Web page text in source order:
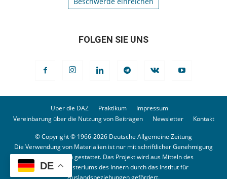
FOLGEN SIE UNS
Über die DAZ Praktikum
Impressum
Vereinbarung über die Nutzung von Beiträgen
Newsletter Kontakt
© Copyright © 1966-2026 Deutsche Allgemeine Zeitung
Die Verwendung von Materialien ist nur mit schriftlicher Genehmigung
der Redaktion gestattet. Das Projekt wird aus Mitteln des
Bundesministeriums des Innern durch das Institut für
DE